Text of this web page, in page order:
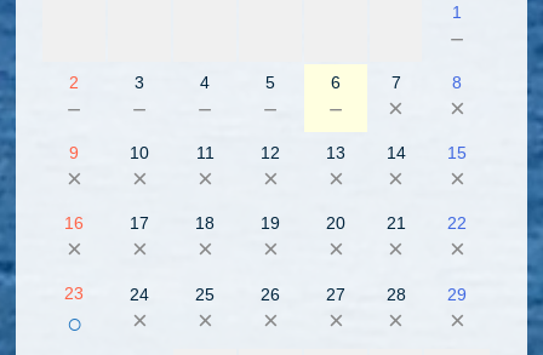
1
－
2
－
3
－
4
－
5
－
6
－
7
×
8
×
9
×
10
×
11
×
12
×
13
×
14
×
15
×
16
×
17
×
18
×
19
×
20
×
21
×
22
×
23
○
24
×
25
×
26
×
27
×
28
×
29
×